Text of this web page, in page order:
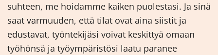
suhteen, me hoidamme kaiken puolestasi. Ja sinä
saat varmuuden, että tilat ovat aina siistit ja
edustavat, työntekijäsi voivat keskittyä omaan
työhönsä ja työympäristösi laatu paranee